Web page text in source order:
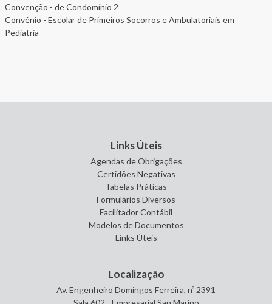
Convenção - de Condomínio 2
Convênio - Escolar de Primeiros Socorros e Ambulatoriais em
Pediatria
Links Úteis
Agendas de Obrigações
Certidões Negativas
Tabelas Práticas
Formulários Diversos
Facilitador Contábil
Modelos de Documentos
Links Úteis
Localização
Av. Engenheiro Domingos Ferreira, nº 2391